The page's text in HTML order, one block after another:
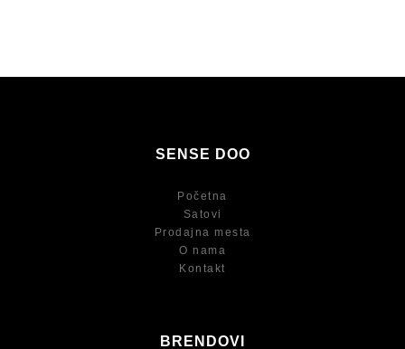
SENSE DOO
Početna
Satovi
Prodajna mesta
O nama
Kontakt
BRENDOVI